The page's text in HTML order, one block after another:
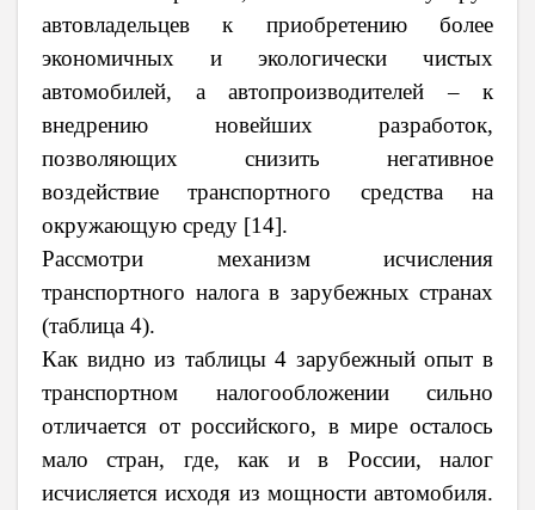
автовладельцев к приобретению более
экономичных и экологически чистых
автомобилей, а автопроизводителей – к
внедрению новейших разработок,
позволяющих снизить негативное
воздействие транспортного средства на
окружающую среду [14].
Рассмотри механизм исчисления
транспортного налога в зарубежных странах
(таблица 4).
Как видно из таблицы 4 зарубежный опыт в
транспортном налогообложении сильно
отличается от российского, в мире осталось
мало стран, где, как и в России, налог
исчисляется исходя из мощности автомобиля.